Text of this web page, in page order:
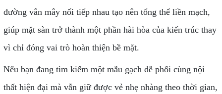
đường vân mây nối tiếp nhau tạo nên tổng thể liền mạch,
giúp mặt sàn trở thành một phần hài hòa của kiến trúc thay
vì chỉ đóng vai trò hoàn thiện bề mặt.
Nếu bạn đang tìm kiếm một mẫu gạch dễ phối cùng nội
thất hiện đại mà vẫn giữ được vẻ nhẹ nhàng theo thời gian,